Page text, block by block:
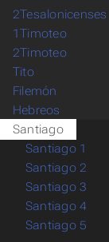
2Tesalonicenses
1Timoteo
2Timoteo
Tito
Filemón
Hebreos
Santiago
Santiago 1
Santiago 2
Santiago 3
Santiago 4
Santiago 5